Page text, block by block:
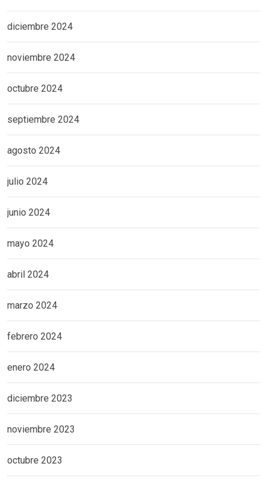
diciembre 2024
noviembre 2024
octubre 2024
septiembre 2024
agosto 2024
julio 2024
junio 2024
mayo 2024
abril 2024
marzo 2024
febrero 2024
enero 2024
diciembre 2023
noviembre 2023
octubre 2023